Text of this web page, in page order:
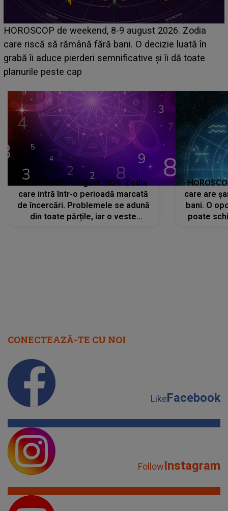
Emanuel a ținut ACEST DETALIU ASCUNS până
acum! În fața Alexandrei, concurentul din Casa Iubirii
face o MĂRTURISIRE NEAȘTEPTATĂ despre mama
sa: "I-am spus și ei în față, eu nu te iubesc pentru
HOROSCOP 7 august 2026. Zodia
care intră într-o perioadă marcată
de încercări. Problemele se adună
din toate părțile, iar o veste
care are
bani. O
poate
CONECTEAZĂ-TE CU NOI
LikeFacebook
FollowInstagram